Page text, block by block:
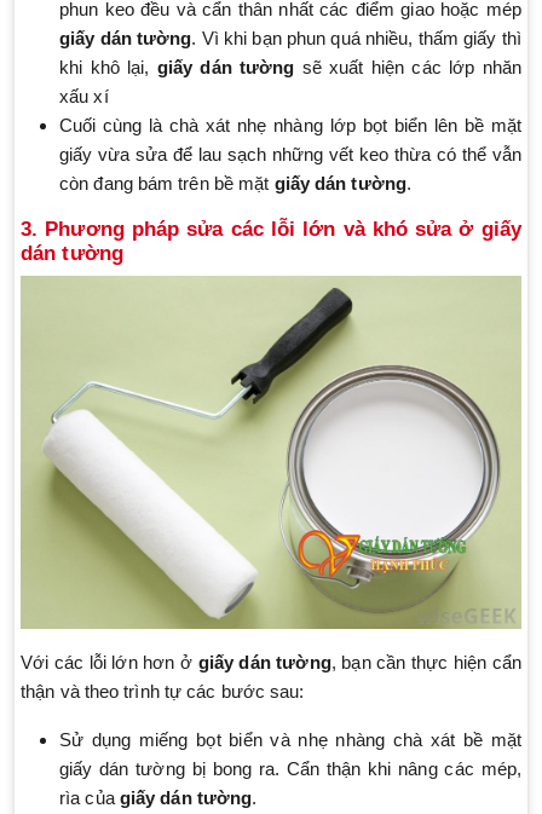
phun keo đều và cẩn thân nhất các điểm giao hoặc mép
giấy dán tường. Vì khi bạn phun quá nhiều, thấm giấy thì
khi khô lại, giấy dán tường sẽ xuất hiện các lớp nhăn
xấu xí
Cuối cùng là chà xát nhẹ nhàng lớp bọt biển lên bề mặt
giấy vừa sửa để lau sạch những vết keo thừa có thể vẫn
còn đang bám trên bề mặt giấy dán tường.
3. Phương pháp sửa các lỗi lớn và khó sửa ở giấy
dán tường
Với các lỗi lớn hơn ở giấy dán tường, bạn cần thực hiện cẩn
thận và theo trình tự các bước sau:
Sử dụng miếng bọt biển và nhẹ nhàng chà xát bề mặt
giấy dán tường bị bong ra. Cẩn thận khi nâng các mép,
rìa của giấy dán tường.